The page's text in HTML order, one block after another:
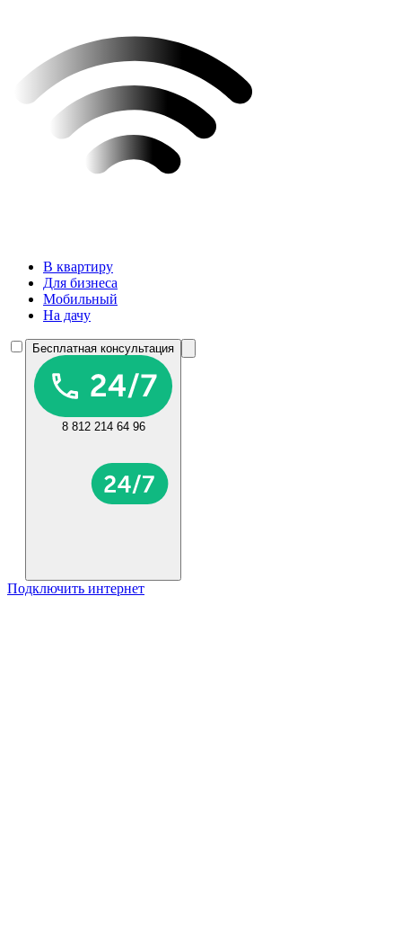
В квартиру
Для бизнеса
Мобильный
На дачу
Бесплатная консультация
8 812 214 64 96
Подключить интернет